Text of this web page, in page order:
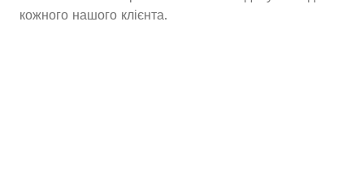
кожного нашого клієнта.